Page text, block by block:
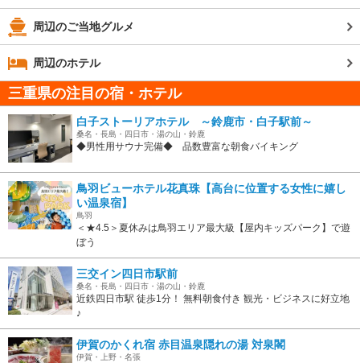
周辺のご当地グルメ
周辺のホテル
三重県の注目の宿・ホテル
白子ストーリアホテル ～鈴鹿市・白子駅前～
桑名・長島・四日市・湯の山・鈴鹿
◆男性用サウナ完備◆ 品数豊富な朝食バイキング
鳥羽ビューホテル花真珠【高台に位置する女性に嬉し
い温泉宿】
鳥羽
＜★4.5＞夏休みは鳥羽エリア最大級【屋内キッズパーク】で遊
ぼう
三交イン四日市駅前
桑名・長島・四日市・湯の山・鈴鹿
近鉄四日市駅 徒歩1分！ 無料朝食付き 観光・ビジネスに好立地
♪
伊賀のかくれ宿 赤目温泉隠れの湯 対泉閣
伊賀・上野・名張